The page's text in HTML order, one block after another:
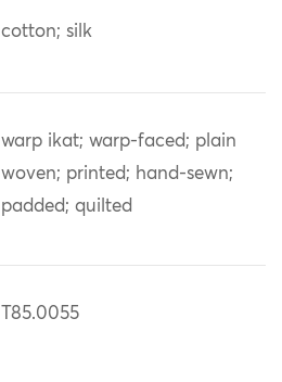
cotton; silk
warp ikat; warp-faced; plain
woven; printed; hand-sewn;
padded; quilted
T85.0055